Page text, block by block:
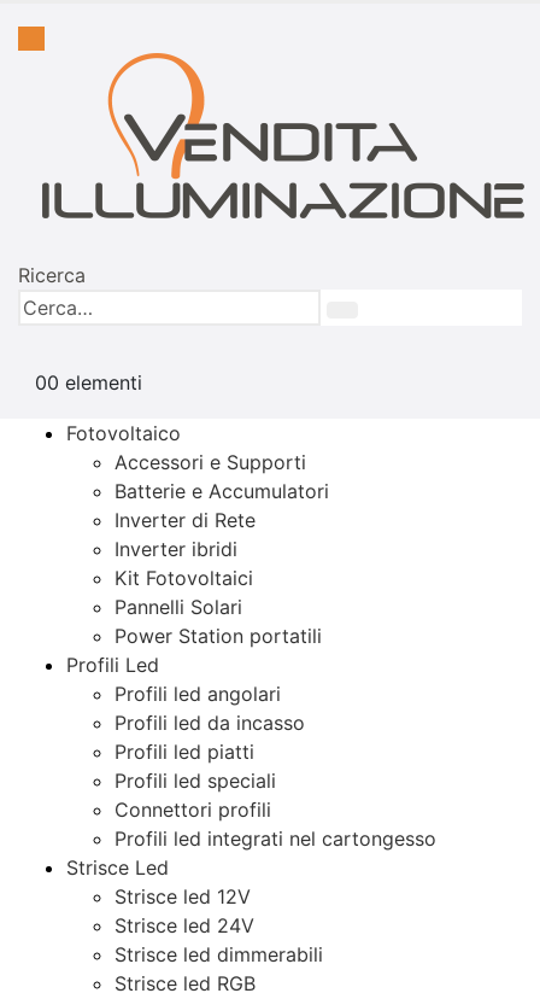
Ricerca
00 elementi
Fotovoltaico
Accessori e Supporti
Batterie e Accumulatori
Inverter di Rete
Inverter ibridi
Kit Fotovoltaici
Pannelli Solari
Power Station portatili
Profili Led
Profili led angolari
Profili led da incasso
Profili led piatti
Profili led speciali
Connettori profili
Profili led integrati nel cartongesso
Strisce Led
Strisce led 12V
Strisce led 24V
Strisce led dimmerabili
Strisce led RGB